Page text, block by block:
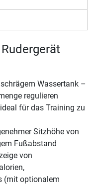
Wassertank –
regulieren
für das Training zu
Sitzhöhe von
Fußabstand
von
(mit optionalem